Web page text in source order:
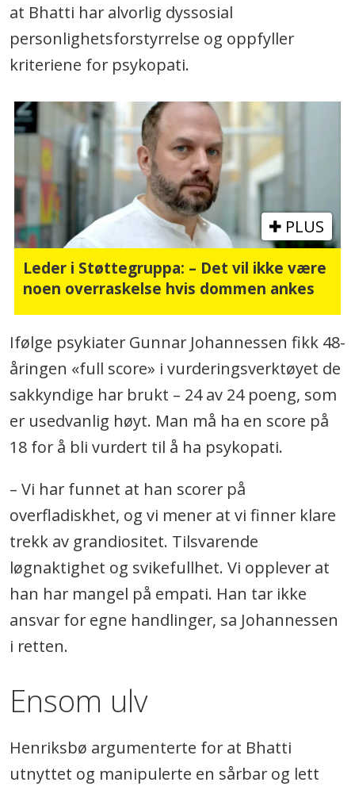
at Bhatti har alvorlig dyssosial
personlighetsforstyrrelse og oppfyller
kriteriene for psykopati.
PLUS
Leder i Støttegruppa: – Det vil ikke være
noen overraskelse hvis dommen ankes
Ifølge psykiater Gunnar Johannessen fikk 48-
åringen «full score» i vurderingsverktøyet de
sakkyndige har brukt – 24 av 24 poeng, som
er usedvanlig høyt. Man må ha en score på
18 for å bli vurdert til å ha psykopati.
– Vi har funnet at han scorer på
overfladiskhet, og vi mener at vi finner klare
trekk av grandiositet. Tilsvarende
løgnaktighet og svikefullhet. Vi opplever at
han har mangel på empati. Han tar ikke
ansvar for egne handlinger, sa Johannessen
i retten.
Ensom ulv
Henriksbø argumenterte for at Bhatti
utnyttet og manipulerte en sårbar og lett